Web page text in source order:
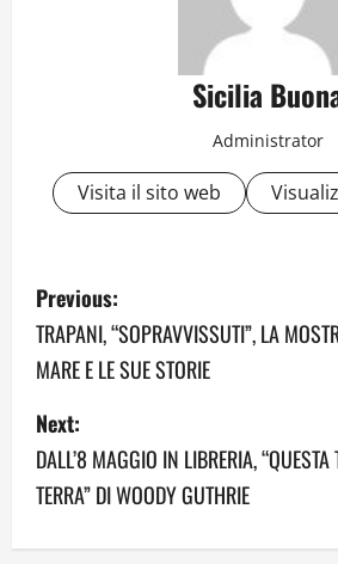
Sicilia
Administrator
Visita il sito web
P
o
s
t
n
a
Previous:
TRAPANI, “SOPRAVVISSUTI”, LA
MARE E LE SUE STORIE
Next:
DALL’8 MAGGIO IN LIBRERIA, “QUESTA
TERRA” DI WOODY GUTHRIE